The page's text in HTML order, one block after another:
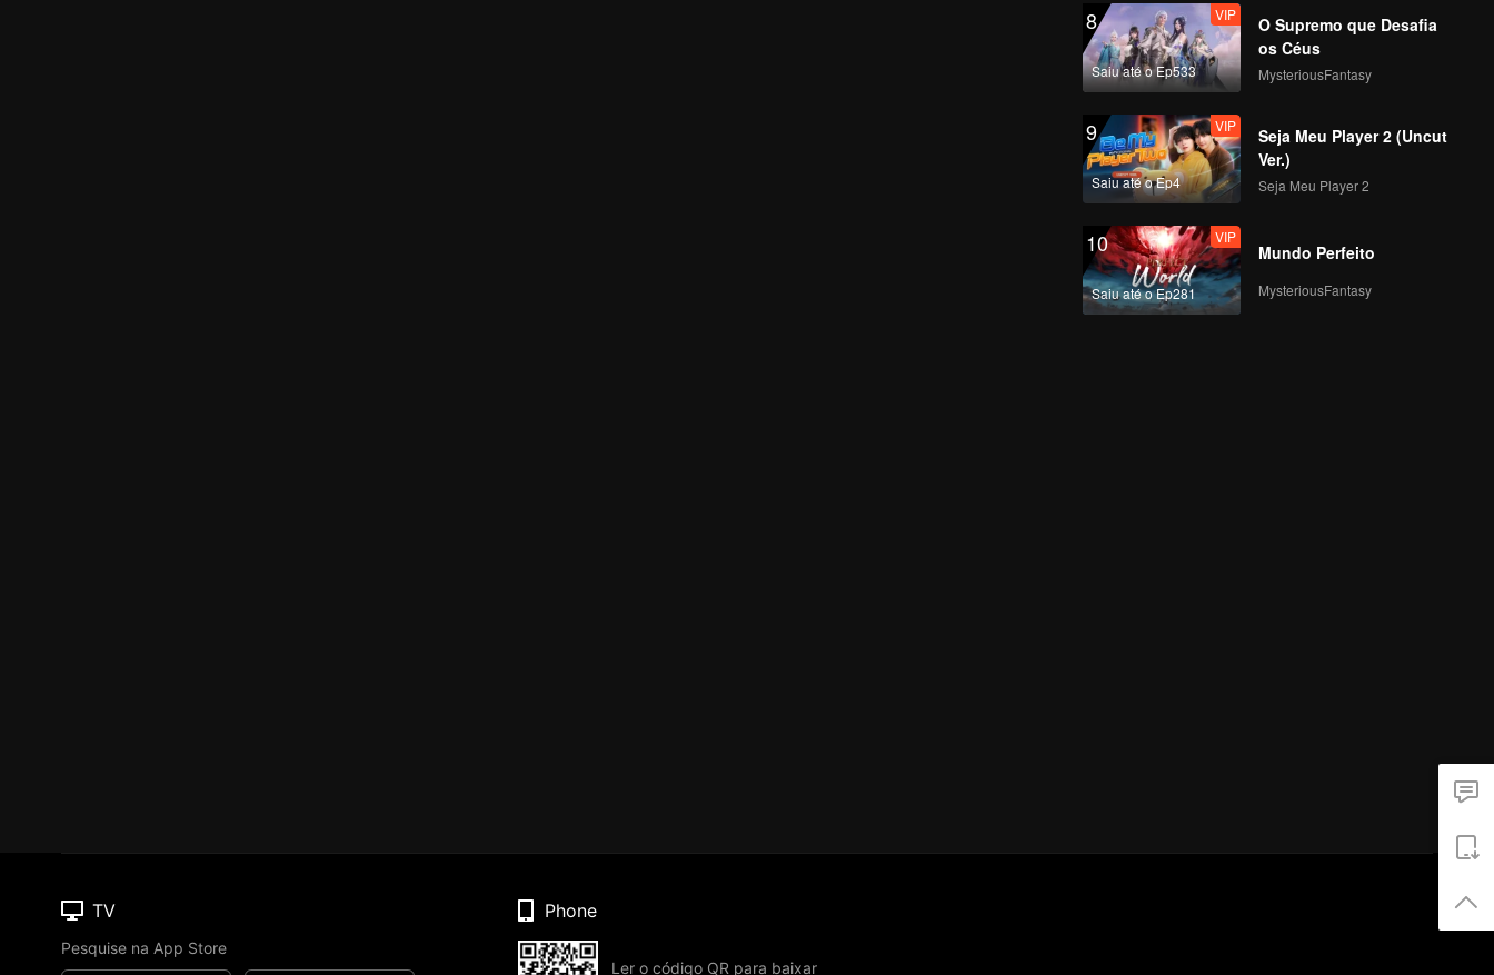
8
Saiu até o Ep533
VIP
O Supremo que Desafia
os Céus
MysteriousFantasy
9
Saiu até o Ep4
VIP
Seja Meu Player 2 (Uncut
Ver.)
Seja Meu Player 2
10
Saiu até o Ep281
VIP
Mundo Perfeito
MysteriousFantasy
TV
Pesquise na App Store
Phone
Ler o código QR para baixar